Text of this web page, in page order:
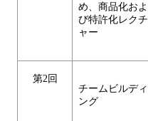
め、商品化およ
び特許化レクチ
ャー
第2回
チームビルディ
ング